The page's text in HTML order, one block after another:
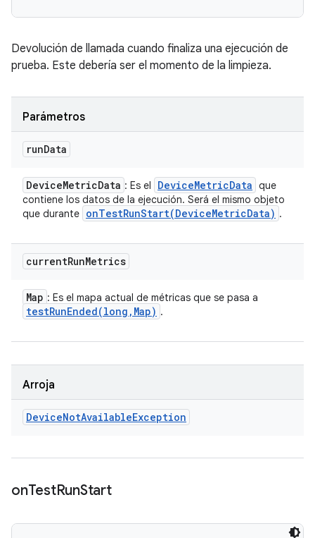
Devolución de llamada cuando finaliza una ejecución de
prueba. Este debería ser el momento de la limpieza.
Parámetros
runData
DeviceMetricData : Es el DeviceMetricData que
contiene los datos de la ejecución. Será el mismo objeto
que durante onTestRunStart(DeviceMetricData) .
currentRunMetrics
Map : Es el mapa actual de métricas que se pasa a
testRunEnded(long , Map) .
Arroja
DeviceNotAvailableException
onTestRunStart